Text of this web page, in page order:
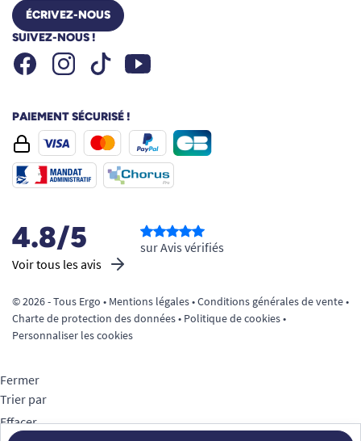
ÉCRIVEZ-NOUS
SUIVEZ-NOUS !
FacebookInstagramTiktok Youtube
PAIEMENT SÉCURISÉ !
4.8/5
Voir tous les avis
sur Avis vérifiés
© 2026 - Tous Ergo • Mentions légales•Conditions générales de vente•
Charte de protection des données• Politique de cookies•
Personnaliser les cookies
Fermer
Trier par
Effacer